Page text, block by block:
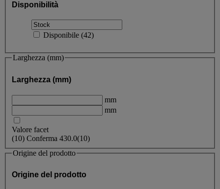
Disponibilità
Disponibile (42)
Larghezza (mm)
Larghezza (mm)
mm
mm
Valore facet
(10) Conferma 430.0(10)
Origine del prodotto
Origine del prodotto